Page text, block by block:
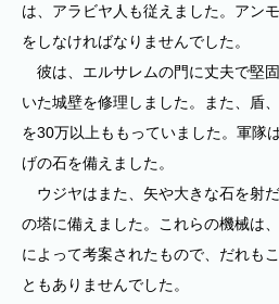
は、アラビヤ人も従えました。アン
をしなければなりませんでした。
彼は、エルサレムの門に丈夫で堅
いた城壁を修理しました。また、盾
を30万以上ももっていました。軍隊
げの石を備えました。
ウジヤはまた、矢や大きな石を射
の塔に備えました。これらの機械は
によって考案されたもので、だれも
ともありませんでした。